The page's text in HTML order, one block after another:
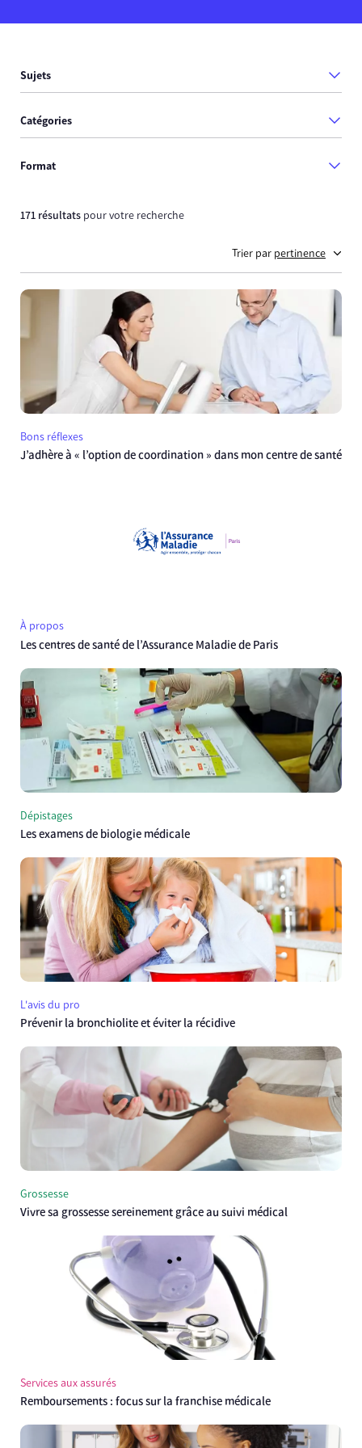
Sujets
Catégories
Format
171 résultats pour votre recherche
Trier par pertinence
Bons réflexes
J’adhère à « l’option de coordination » dans mon centre de santé
À propos
Les centres de santé de l’Assurance Maladie de Paris
Dépistages
Les examens de biologie médicale
L'avis du pro
Prévenir la bronchiolite et éviter la récidive
Grossesse
Vivre sa grossesse sereinement grâce au suivi médical
Services aux assurés
Remboursements : focus sur la franchise médicale